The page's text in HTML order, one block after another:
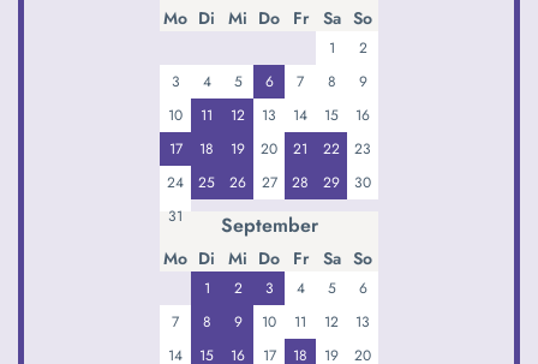
Mo Di Mi Do Fr Sa So
1
2
3
4 5 6 7 8
9
10
11 12 13 14 15
16
17
18 19 20 21 22
23
24
25 26 27 28 29
30
31
September
Mo Di Mi Do Fr Sa So
1 2 3 4 5
6
7
8 9 10 11 12
13
14
15 16 17 18 19
20